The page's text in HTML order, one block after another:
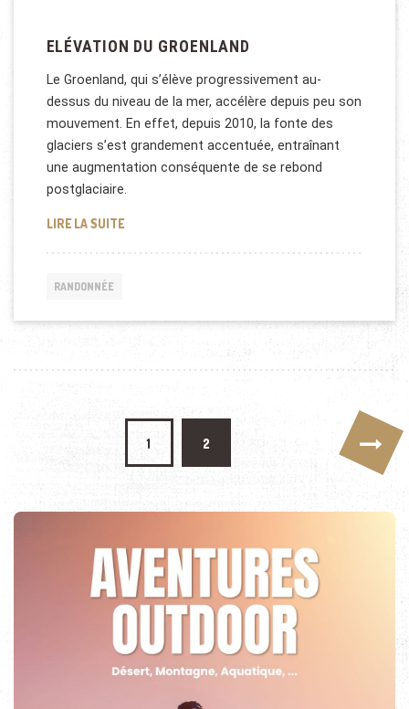
ELÉVATION DU GROENLAND
Le Groenland, qui s’élève progressivement au-
dessus du niveau de la mer, accélère depuis peu son
mouvement. En effet, depuis 2010, la fonte des
glaciers s’est grandement accentuée, entraînant
une augmentation conséquente de se rebond
postglaciaire.
LIRE LA SUITEELÉVATION DU GROENLAND
RANDONNÉE
Pagination des publications
1 2